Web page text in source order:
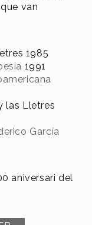
van
1985
1991
las Lletres
García
aniversari del